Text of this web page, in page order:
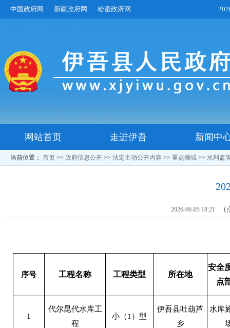
中国政府网 新疆政府网 哈密政府网
网站首页 走进伊吾 新闻中
当前位置： 首页 >> 政府信息公开 >> 法定主动公开内容 >> 重点领域 >> 水利监
2026-06-05 18:21 (
序号 工程名称 工程类型 所在地
安全
点
1
代尔昆代水库工
程
小（1）型
伊吾县吐葫芦
乡
水库